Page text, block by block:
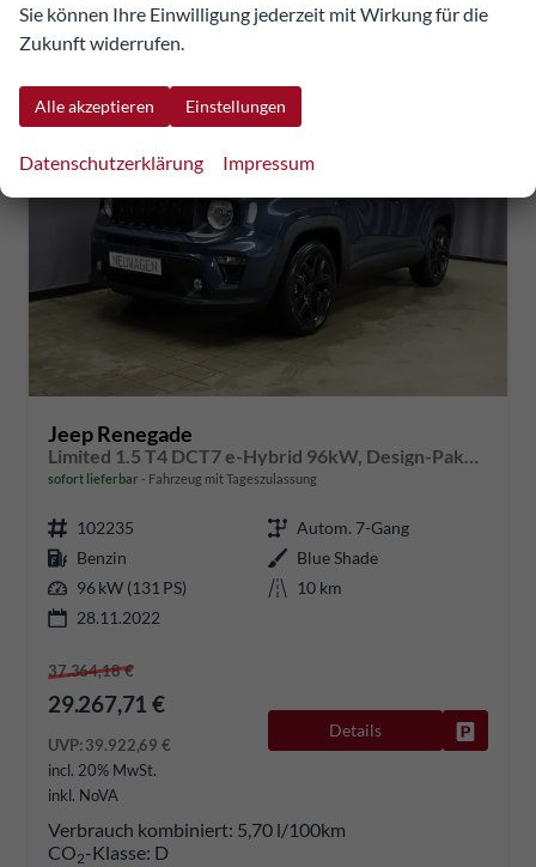
2
Jeep Renegade
sofort lieferbar Fahrzeug mit Tageszulassung
102235
Autom. 7-Gang
Benzin
Blue Shade
96 kW (131 PS)
10 km
28.11.2022
37.364,18 €
29.267,71 €
UVP:39.922,69 €
incl. 20% MwSt.
inkl. NoVA
Details
Verbrauch kombiniert: 5,70 l/100km
CO2-Klasse: D
Sie können Ihre Einwilligung jederzeit mit Wirkung für die
Zukunft widerrufen.
Alle akzeptieren Einstellungen
Datenschutzerklärung Impressum